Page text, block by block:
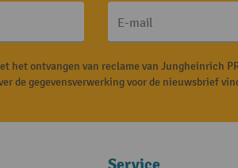
E-mail
het ontvangen van reclame van Jungheinrich
de gegevensverwerking voor de nieuwsbrief